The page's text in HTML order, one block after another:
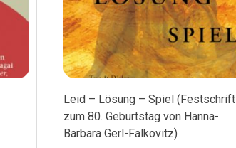
Leid – Lösung – Spiel (Festschrift
zum 80. Geburtstag von Hanna-
Barbara Gerl-Falkovitz)